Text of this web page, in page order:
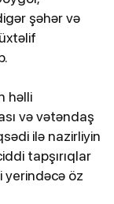
şəhər və
həlli
və vətəndaş
ilə nazirliyin
tapşırıqlar
yerindəcə öz